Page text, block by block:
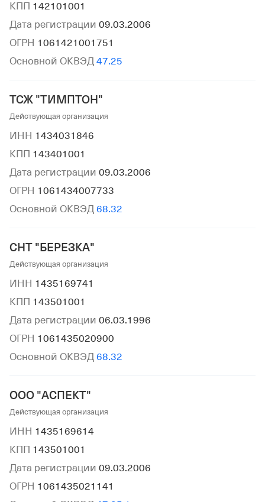
КПП 142101001
Дата регистрации 09.03.2006
ОГРН 1061421001751
Основной ОКВЭД 47.25
ТСЖ "ТИМПТОН"
Действующая организация
ИНН 1434031846
КПП 143401001
Дата регистрации 09.03.2006
ОГРН 1061434007733
Основной ОКВЭД 68.32
СНТ "БЕРЕЗКА"
Действующая организация
ИНН 1435169741
КПП 143501001
Дата регистрации 06.03.1996
ОГРН 1061435020900
Основной ОКВЭД 68.32
ООО "АСПЕКТ"
Действующая организация
ИНН 1435169614
КПП 143501001
Дата регистрации 09.03.2006
ОГРН 1061435021141